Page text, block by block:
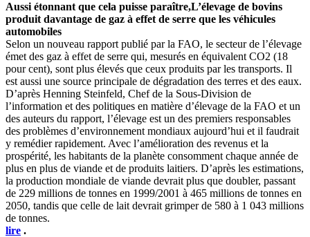
Aussi étonnant que cela puisse paraître,L’élevage de bovins
produit davantage de gaz à effet de serre que les véhicules
automobiles
Selon un nouveau rapport publié par la FAO, le secteur de l’élevage
émet des gaz à effet de serre qui, mesurés en équivalent CO2 (18
pour cent), sont plus élevés que ceux produits par les transports. Il
est aussi une source principale de dégradation des terres et des eaux.
D’après Henning Steinfeld, Chef de la Sous-Division de
l’information et des politiques en matière d’élevage de la FAO et un
des auteurs du rapport, l’élevage est un des premiers responsables
des problèmes d’environnement mondiaux aujourd’hui et il faudrait
y remédier rapidement. Avec l’amélioration des revenus et la
prospérité, les habitants de la planète consomment chaque année de
plus en plus de viande et de produits laitiers. D’après les estimations,
la production mondiale de viande devrait plus que doubler, passant
de 229 millions de tonnes en 1999/2001 à 465 millions de tonnes en
2050, tandis que celle de lait devrait grimper de 580 à 1 043 millions
de tonnes.
lire .